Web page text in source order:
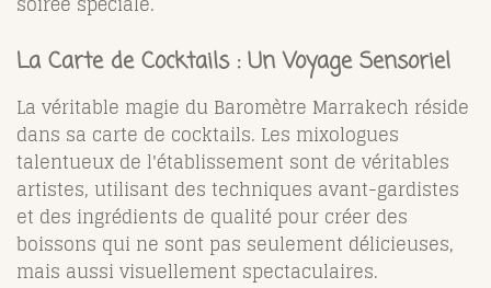
La Carte de Cocktails : Un Voyage Sensoriel
La véritable magie du Baromètre Marrakech réside
dans sa carte de cocktails. Les mixologues
talentueux de l'établissement sont de véritables
artistes, utilisant des techniques avant-gardistes
et des ingrédients de qualité pour créer des
boissons qui ne sont pas seulement délicieuses,
mais aussi visuellement spectaculaires.